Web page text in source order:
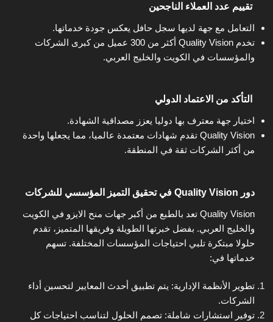
تقييم عدد العملاء الناجحين
التعامل مع جهة لديها سجل حافل يعكس جودة خدماتها.
تخدم Quality Vision أكثر من 300 عميل من كبرى الشركات
والمؤسسات في الكويت والخليج العربي.
التأكد من الاعتماد الدولي
اختيار جهة معترف بها دوليا يعزز مصداقية الشهادة.
Quality Vision تقدم شهادات معتمدة عالميا، مما يجعلها واحدة
من أكثر الشركات ثقة في المنطقة.
دور Quality Vision في تحقيق التميز المؤسسي للشركات
Quality Vision تعد بالطبع من أكبر جهات منح الايزو في الكويت
والخليج العربي. بفضل خبرتها الطويلة وفريقها المتميز، تقدم
حلولا مبتكرة تلبي احتياجات المؤسسات المختلفة. تسهم
خدماتها في:
تطوير الأنظمة الإدارية: يتم تطبيق أحدث المعايير لتحسين أداء
الشركات.
توفير استشارات شاملة: تصمم الحلول لتناسب احتياجات كل